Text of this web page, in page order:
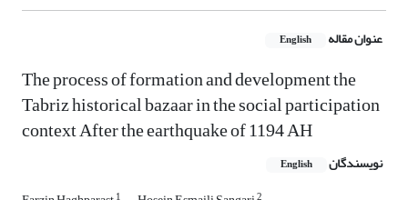
عنوان مقاله English
The process of formation and development the
Tabriz historical bazaar in the social participation
context After the earthquake of 1194 AH
نویسندگان English